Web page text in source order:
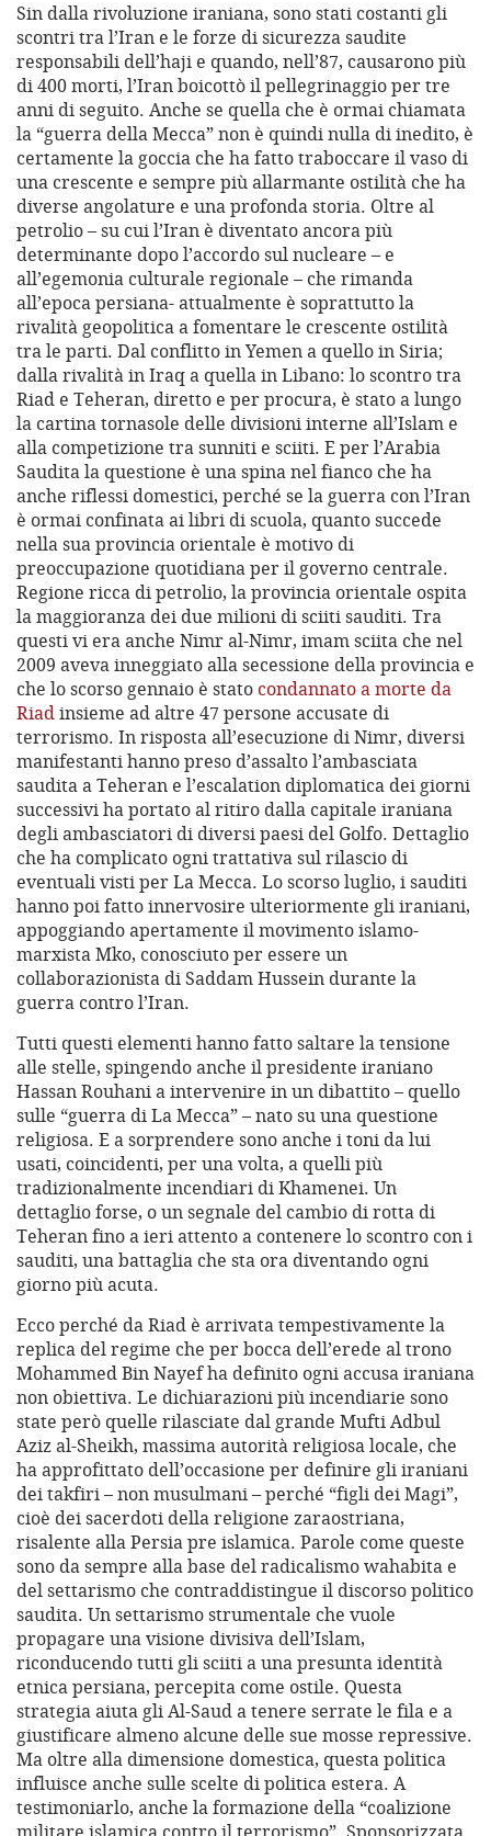
Sin dalla rivoluzione iraniana, sono stati costanti gli
scontri tra l’Iran e le forze di sicurezza saudite
responsabili dell’haji e quando, nell’87, causarono più
di 400 morti, l’Iran boicottò il pellegrinaggio per tre
anni di seguito. Anche se quella che è ormai chiamata
la “guerra della Mecca” non è quindi nulla di inedito, è
certamente la goccia che ha fatto traboccare il vaso di
una crescente e sempre più allarmante ostilità che ha
diverse angolature e una profonda storia. Oltre al
petrolio – su cui l’Iran è diventato ancora più
determinante dopo l’accordo sul nucleare – e
all’egemonia culturale regionale – che rimanda
all’epoca persiana- attualmente è soprattutto la
rivalità geopolitica a fomentare le crescente ostilità
tra le parti. Dal conflitto in Yemen a quello in Siria;
dalla rivalità in Iraq a quella in Libano: lo scontro tra
Riad e Teheran, diretto e per procura, è stato a lungo
la cartina tornasole delle divisioni interne all’Islam e
alla competizione tra sunniti e sciiti. E per l’Arabia
Saudita la questione è una spina nel fianco che ha
anche riflessi domestici, perché se la guerra con l’Iran
è ormai confinata ai libri di scuola, quanto succede
nella sua provincia orientale è motivo di
preoccupazione quotidiana per il governo centrale.
Regione ricca di petrolio, la provincia orientale ospita
la maggioranza dei due milioni di sciiti sauditi. Tra
questi vi era anche Nimr al-Nimr, imam sciita che nel
2009 aveva inneggiato alla secessione della provincia e
che lo scorso gennaio è stato condannato a morte da
Riadinsieme ad altre 47 persone accusate di
terrorismo. In risposta all’esecuzione di Nimr, diversi
manifestanti hanno preso d’assalto l’ambasciata
saudita a Teheran e l’escalation diplomatica dei giorni
successivi ha portato al ritiro dalla capitale iraniana
degli ambasciatori di diversi paesi del Golfo. Dettaglio
che ha complicato ogni trattativa sul rilascio di
eventuali visti per La Mecca. Lo scorso luglio, i sauditi
hanno poi fatto innervosire ulteriormente gli iraniani,
appoggiando apertamente il movimento islamo-
marxista Mko, conosciuto per essere un
collaborazionista di Saddam Hussein durante la
guerra contro l’Iran.
Tutti questi elementi hanno fatto saltare la tensione
alle stelle, spingendo anche il presidente iraniano
Hassan Rouhani a intervenire in un dibattito – quello
sulle “guerra di La Mecca” – nato su una questione
religiosa. E a sorprendere sono anche i toni da lui
usati, coincidenti, per una volta, a quelli più
tradizionalmente incendiari di Khamenei. Un
dettaglio forse, o un segnale del cambio di rotta di
Teheran fino a ieri attento a contenere lo scontro con i
sauditi, una battaglia che sta ora diventando ogni
giorno più acuta.
Ecco perché da Riad è arrivata tempestivamente la
replica del regime che per bocca dell’erede al trono
Mohammed Bin Nayef ha definito ogni accusa iraniana
non obiettiva. Le dichiarazioni più incendiarie sono
state però quelle rilasciate dal grande Mufti Adbul
Aziz al-Sheikh, massima autorità religiosa locale, che
ha approfittato dell’occasione per definire gli iraniani
dei takfiri – non musulmani – perché “figli dei Magi”,
cioè dei sacerdoti della religione zaraostriana,
risalente alla Persia pre islamica. Parole come queste
sono da sempre alla base del radicalismo wahabita e
del settarismo che contraddistingue il discorso politico
saudita. Un settarismo strumentale che vuole
propagare una visione divisiva dell’Islam,
riconducendo tutti gli sciiti a una presunta identità
etnica persiana, percepita come ostile. Questa
strategia aiuta gli Al-Saud a tenere serrate le fila e a
giustificare almeno alcune delle sue mosse repressive.
Ma oltre alla dimensione domestica, questa politica
influisce anche sulle scelte di politica estera. A
testimoniarlo, anche la formazione della “coalizione